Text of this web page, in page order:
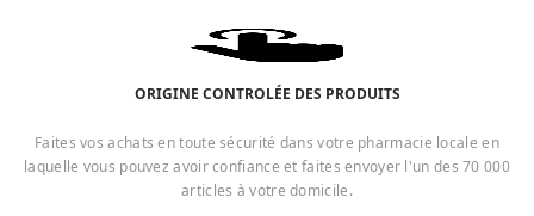
ORIGINE CONTROLÉE DES PRODUITS
Faites vos achats en toute sécurité dans votre pharmacie locale en
laquelle vous pouvez avoir confiance et faites envoyer l'un des 70 000
articles à votre domicile.